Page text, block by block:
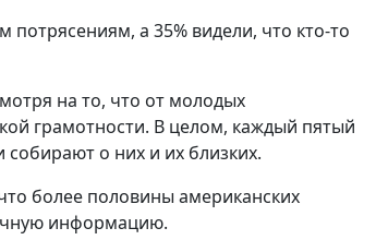
а 35% видели, что кто-то
на то, что от молодых
грамотности. В целом, каждый пятый
о них и их близких.
более половины американских
информацию.